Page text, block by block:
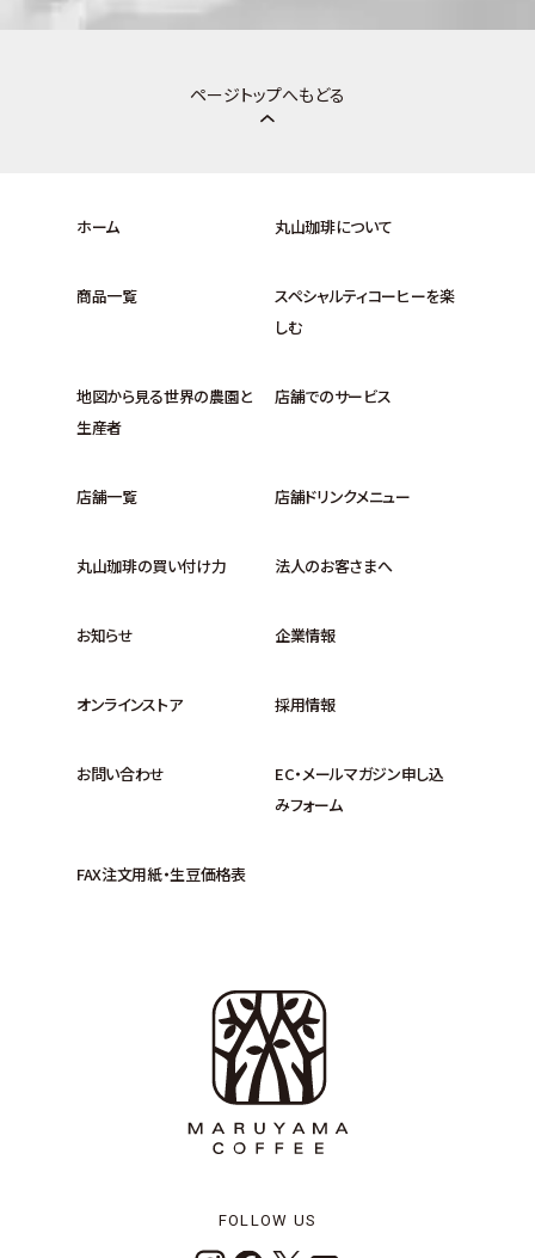
ページトップへもどる
ホーム 丸山珈琲について
商品一覧
スペシャルティコーヒーを楽
しむ
地図から見る世界の農園と
生産者
店舗でのサービス
店舗一覧 店舗ドリンクメニュー
丸山珈琲の買い付け力 法人のお客さまへ
お知らせ 企業情報
オンラインストア 採用情報
お問い合わせ
EC・メールマガジン申し込
みフォーム
FAX注文用紙・生豆価格表
FOLLOW US